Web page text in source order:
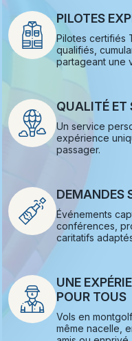
PILOTES
Pilotes certifiés
qualifiés,
partageant une
QUALITÉ ET
Un service
expérience
passager.
DEMANDES
Événements
conférences,
caritatifs
UNE
POUR TOUS
Vols en
même nacelle,